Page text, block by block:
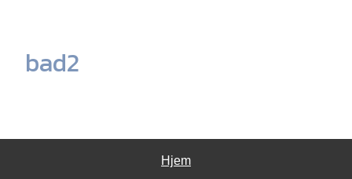
bad2
Hjem